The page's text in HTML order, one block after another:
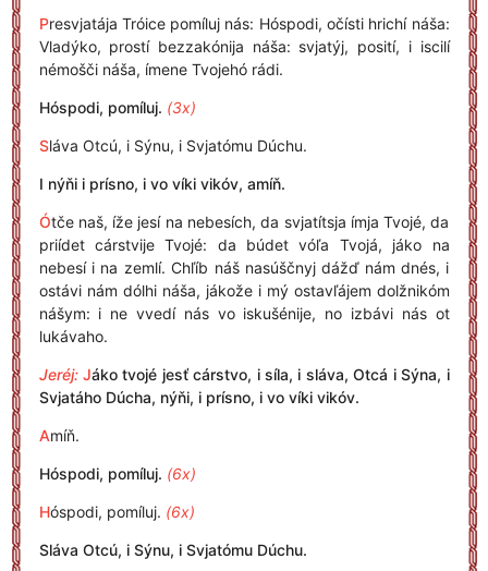
Presvjatája Tróice pomíluj nás: Hóspodi, očísti hrichí náša:
Vladýko, prostí bezzakónija náša: svjatýj, posití, i iscilí
némošči náša, ímene Tvojehó rádi.
Hóspodi, pomíluj. (3x)
Sláva Otcú, i Sýnu, i Svjatómu Dúchu.
I nýňi i prísno, i vo víki vikóv, amíň.
Ótče naš, íže jesí na nebesích, da svjatítsja ímja Tvojé, da
priídet cárstvije Tvojé: da búdet vóľa Tvojá, jáko na
nebesí i na zemlí. Chľíb náš nasúščnyj dážď nám dnés, i
ostávi nám dólhi náša, jákože i mý ostavľájem dolžnikóm
nášym: i ne vvedí nás vo iskušénije, no izbávi nás ot
lukávaho.
Jeréj: Jáko tvojé jesť cárstvo, i síla, i sláva, Otcá i Sýna, i
Svjatáho Dúcha, nýňi, i prísno, i vo víki vikóv.
Amíň.
Hóspodi, pomíluj. (6x)
Hóspodi, pomíluj. (6x)
Sláva Otcú, i Sýnu, i Svjatómu Dúchu.